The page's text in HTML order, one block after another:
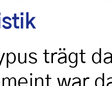
trägt